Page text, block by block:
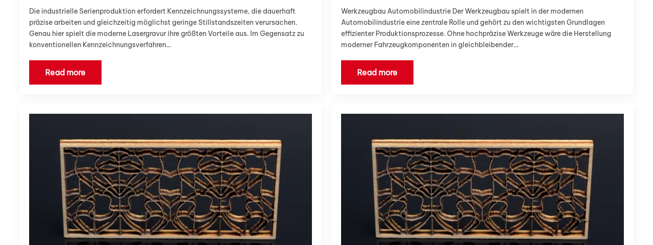
Die industrielle Serienproduktion erfordert Kennzeichnungssysteme, die dauerhaft
präzise arbeiten und gleichzeitig möglichst geringe Stillstandszeiten verursachen.
Genau hier spielt die moderne Lasergravur ihre größten Vorteile aus. Im Gegensatz zu
konventionellen Kennzeichnungsverfahren…
Read more
Werkzeugbau Automobilindustrie Der Werkzeugbau spielt in der modernen
Automobilindustrie eine zentrale Rolle und gehört zu den wichtigsten Grundlagen
effizienter Produktionsprozesse. Ohne hochpräzise Werkzeuge wäre die Herstellung
moderner Fahrzeugkomponenten in gleichbleibender…
Read more